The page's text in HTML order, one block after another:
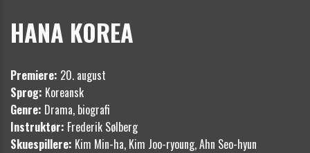
HANA KOREA
Premiere: 20. august
Sprog: Koreansk
Genre: Drama, biografi
Instruktør: Frederik Sølberg
Skuespillere: Kim Min-ha, Kim Joo-ryoung, Ahn Seo-hyun